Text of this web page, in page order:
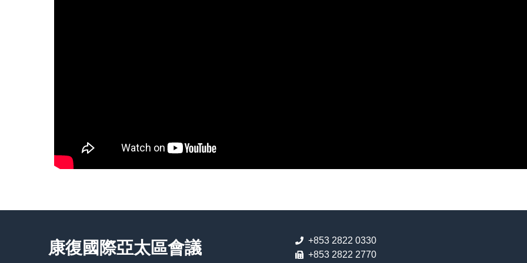
康復國際亞太區會議
+853 2822 0330
+853 2822 2770